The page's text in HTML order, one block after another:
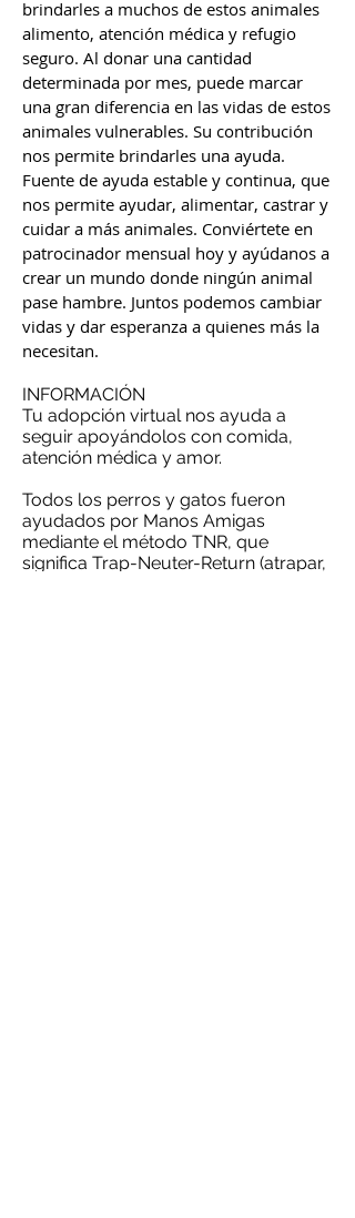
brindarles a muchos de estos animales
alimento, atención médica y refugio
seguro. Al donar una cantidad
determinada por mes, puede marcar
una gran diferencia en las vidas de estos
animales vulnerables. Su contribución
nos permite brindarles una ayuda.
Fuente de ayuda estable y continua, que
nos permite ayudar, alimentar, castrar y
cuidar a más animales. Conviértete en
patrocinador mensual hoy y ayúdanos a
crear un mundo donde ningún animal
pase hambre. Juntos podemos cambiar
vidas y dar esperanza a quienes más la
necesitan.
INFORMACIÓN
Tu adopción virtual nos ayuda a
seguir apoyándolos con comida,
atención médica y amor.
Todos los perros y gatos fueron
ayudados por Manos Amigas
mediante el método TNR, que
significa Trap-Neuter-Return (atrapar,